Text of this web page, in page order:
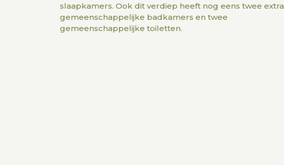
slaapkamers. Ook dit verdiep heeft nog eens twee extra
gemeenschappelijke badkamers en twee
gemeenschappelijke toiletten.